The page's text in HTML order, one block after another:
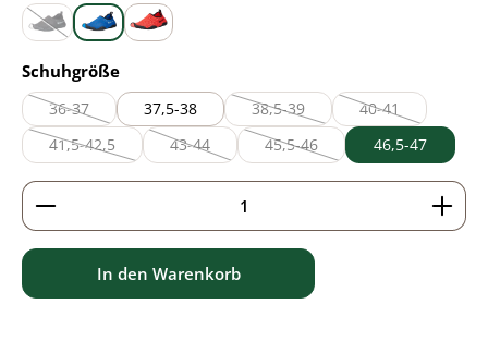
black
(Diese Option ist zurzeit nicht verfügbar.)
blue red
Schuhgrößeauswählen
36-37
(Diese Option ist zurzeit nicht verfügbar.)
37,5-38 38,5-39
(Diese Option ist zurzeit nicht
40-41
(Diese Option ist
41,5-42,5
(Diese Option ist zurzeit nicht verfügbar.)
43-44
(Diese Option ist zurzeit nicht verfügbar.)
45,5-46
(Diese Option ist zurzeit nicht
46,5-47
Produkt Anzahl: Gib den gewünschten Wert ein
In den Warenkorb